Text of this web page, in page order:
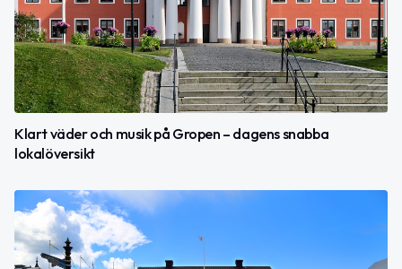
Klart väder och musik på Gropen – dagens snabba
lokalöversikt